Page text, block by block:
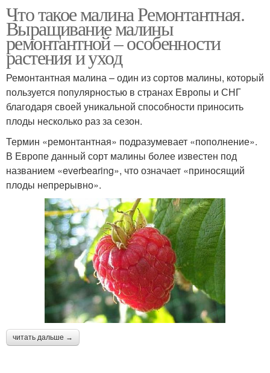
Что такое малина Ремонтантная.
Выращивание малины
ремонтантной – особенности
растения и уход
Ремонтантная малина – один из сортов малины, который
пользуется популярностью в странах Европы и СНГ
благодаря своей уникальной способности приносить
плоды несколько раз за сезон.
Термин «ремонтантная» подразумевает «пополнение».
В Европе данный сорт малины более известен под
названием «everbearing», что означает «приносящий
плоды непрерывно».
читать дальше →